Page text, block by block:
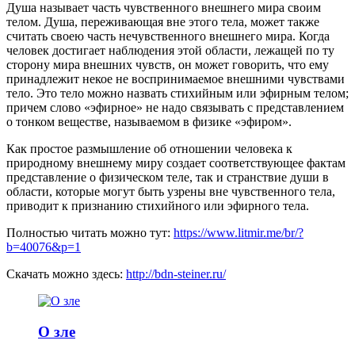
Душа называет часть чувственного внешнего мира своим
телом. Душа, переживающая вне этого тела, может также
считать своею часть нечувственного внешнего мира. Когда
человек достигает наблюдения этой области, лежащей по ту
сторону мира внешних чувств, он может говорить, что ему
принадлежит некое не воспринимаемое внешними чувствами
тело. Это тело можно назвать стихийным или эфирным телом;
причем слово «эфирное» не надо связывать с представлением
о тонком веществе, называемом в физике «эфиром».
Как простое размышление об отношении человека к
природному внешнему миру создает соответствующее фактам
представление о физическом теле, так и странствие души в
области, которые могут быть узрены вне чувственного тела,
приводит к признанию стихийного или эфирного тела.
Полностью читать можно тут: https://www.litmir.me/br/?
b=40076&p=1
Скачать можно здесь: http://bdn-steiner.ru/
О зле